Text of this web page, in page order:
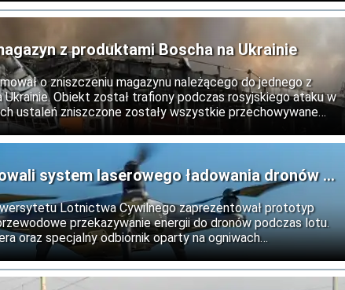
zamierza rozwijać podstawowy biznes optyczny oraz
(AR) i transmisji danych.
z produktami Boscha na Ukrainie
o zniszczeniu magazynu należącego do jednego z
Obiekt został trafiony podczas rosyjskiego ataku w
ustaleń zniszczone zostały wszystkie przechowywane
system laserowego ładowania dronów w
Lotnictwa Cywilnego zaprezentował prototyp
przekazywanie energii do dronów podczas lotu.
oraz specjalny odbiornik oparty na ogniwach
Rozwiązanie może w przyszłości wydłużyć
powietrznych.